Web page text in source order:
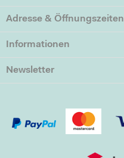
Adresse & Öffnungszeiten
Informationen
Newsletter